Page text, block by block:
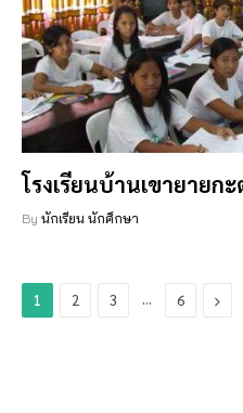
โรงเรียนบ้านเขายาย
By นักเรียน นักศึกษา
1 2 3 … 6 Next